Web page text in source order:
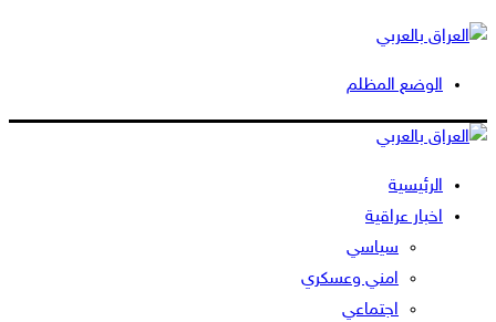
الوضع المظلم
الرئيسية
اخبار عراقية
سياسي
امني وعسكري
اجتماعي